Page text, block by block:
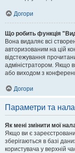
Догори
Що робить функція
Вона видаляє всі
авторизованим на цій
відстежування
адміністратором. Якщо
або виходом з
Догори
Параметри та
Як мені змінити мої
Якщо ви є
зберігаються в базі
користувача у верхній